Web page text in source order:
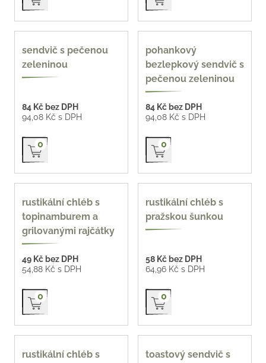
170 g
sendvič s pečenou
zeleninou
84 Kč bez DPH
94,08 Kč s DPH
Přidat do košíku
0
bezlepkový
pohankový
bezlepkový sendvič s
pečenou zeleninou
84 Kč bez DPH
94,08 Kč s DPH
Přidat do košíku
0
90 g
rustikální chléb s
topinamburem a
grilovanými rajčátky
49 Kč bez DPH
54,88 Kč s DPH
Přidat do košíku
0
90 g
rustikální chléb s
pražskou šunkou
58 Kč bez DPH
64,96 Kč s DPH
Přidat do košíku
0
90 g
rustikální chléb s toastový sendvič s